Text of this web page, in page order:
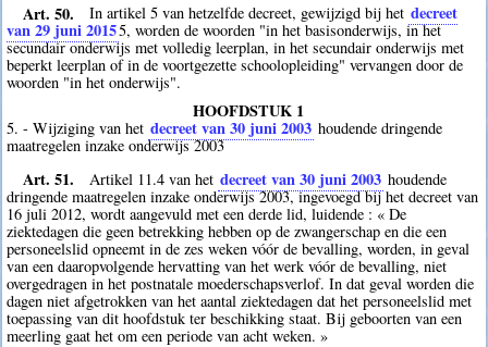
Art. 50. In artikel 5 van hetzelfde decreet, gewijzigd bij het decreet
van 29 juni 20155, worden de woorden "in het basisonderwijs, in het
secundair onderwijs met volledig leerplan, in het secundair onderwijs met
beperkt leerplan of in de voortgezette schoolopleiding" vervangen door de
woorden "in het onderwijs".
HOOFDSTUK 1
5. - Wijziging van het decreet van 30 juni 2003 houdende dringende
maatregelen inzake onderwijs 2003
Art. 51. Artikel 11.4 van het decreet van 30 juni 2003 houdende
dringende maatregelen inzake onderwijs 2003, ingevoegd bij het decreet van
16 juli 2012, wordt aangevuld met een derde lid, luidende : « De
ziektedagen die geen betrekking hebben op de zwangerschap en die een
personeelslid opneemt in de zes weken vóór de bevalling, worden, in geval
van een daaropvolgende hervatting van het werk vóór de bevalling, niet
overgedragen in het postnatale moederschapsverlof. In dat geval worden die
dagen niet afgetrokken van het aantal ziektedagen dat het personeelslid met
toepassing van dit hoofdstuk ter beschikking staat. Bij geboorten van een
meerling gaat het om een periode van acht weken. »